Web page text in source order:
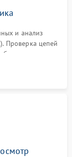
и анализ
Проверка цепей
вскрытия
сбоя.